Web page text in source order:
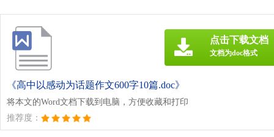
《高中以感动为话题作文600字10篇.doc》
将本文的Word文档下载到电脑，方便收藏和打印
推荐度：
点击下载文档
文档为doc格式